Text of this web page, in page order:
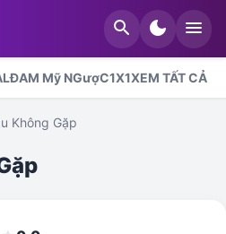
search dark_mode menu
ĐAM Mỹ NGượC1X1XEM TẤT CẢ
Không Gặp